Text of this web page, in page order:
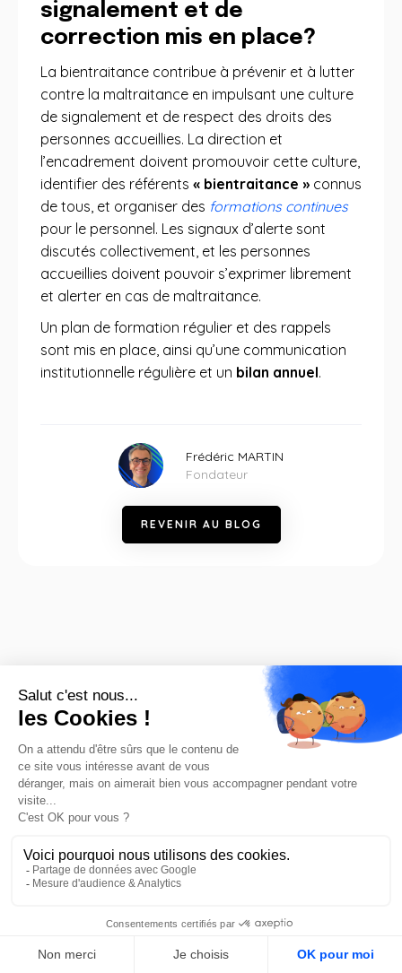
signalement et de
correction mis en place?
La bientraitance contribue à prévenir et à lutter
contre la maltraitance en impulsant une culture
de signalement et de respect des droits des
personnes accueillies. La direction et
l’encadrement doivent promouvoir cette culture,
identifier des référents « bientraitance » connus
de tous, et organiser des formations continues
pour le personnel. Les signaux d’alerte sont
discutés collectivement, et les personnes
accueillies doivent pouvoir s’exprimer librement
et alerter en cas de maltraitance.
Un plan de formation régulier et des rappels
sont mis en place, ainsi qu’une communication
institutionnelle régulière et un bilan annuel.
Frédéric MARTIN
Fondateur
RE VE NIR AU BLOG
Nos équipes
s’engagent à évaluer
vos besoins, et à vous
apporter une réponse
en moins de 48h
FR